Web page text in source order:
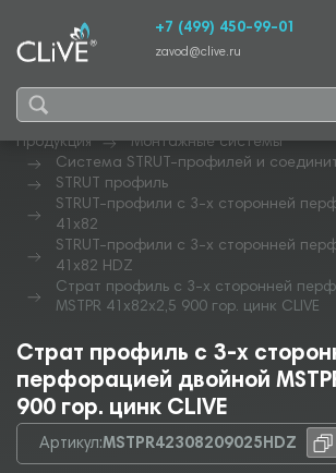
+7 (499) 450-99-01
zavod@clive.ru
Продукция
Монтажные системы
Система STRUT-профилей и
STRUT профиль
STRUT-профили с 3-х сторонней
41х82
STRUT-профили с 3-х сторонней
41х82 HDZ
Страт профиль с 3-х сторонней
MSTPR 41х82х2,5 900 гор. цинк CLIVE
Страт профиль с 3-х
перфорацией двойной
900 гор. цинк CLIVE
Артикул:MSTPR42308209025HDZ